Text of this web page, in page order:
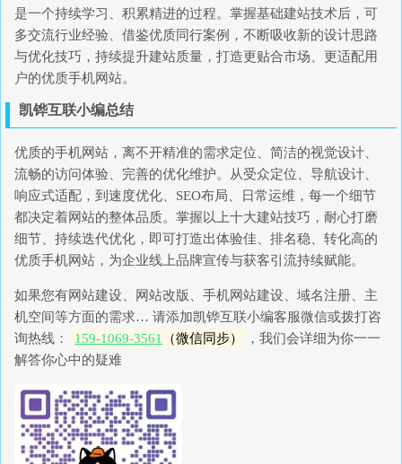
是一个持续学习、积累精进的过程。掌握基础建站技术后，可
多交流行业经验、借鉴优质同行案例，不断吸收新的设计思路
与优化技巧，持续提升建站质量，打造更贴合市场、更适配用
户的优质手机网站。
凯铧互联小编总结
优质的手机网站，离不开精准的需求定位、简洁的视觉设计、
流畅的访问体验、完善的优化维护。从受众定位、导航设计、
响应式适配，到速度优化、SEO布局、日常运维，每一个细节
都决定着网站的整体品质。掌握以上十大建站技巧，耐心打磨
细节、持续迭代优化，即可打造出体验佳、排名稳、转化高的
优质手机网站，为企业线上品牌宣传与获客引流持续赋能。
如果您有网站建设、网站改版、手机网站建设、域名注册、主
机空间等方面的需求… 请添加凯铧互联小编客服微信或拨打咨
询热线：
159-1069-3561 （微信同步）
，我们会详细为你一一
解答你心中的疑难